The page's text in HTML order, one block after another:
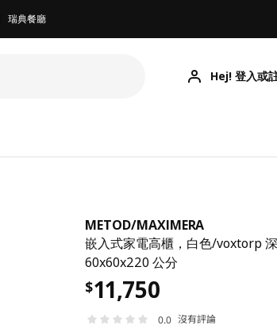
瑞典餐廳
Hej! 登入或
METOD/MAXIMERA
嵌入式家電高櫃，白色/voxtorp 深
60x60x220 公分
$11,750
0.0 沒有評論